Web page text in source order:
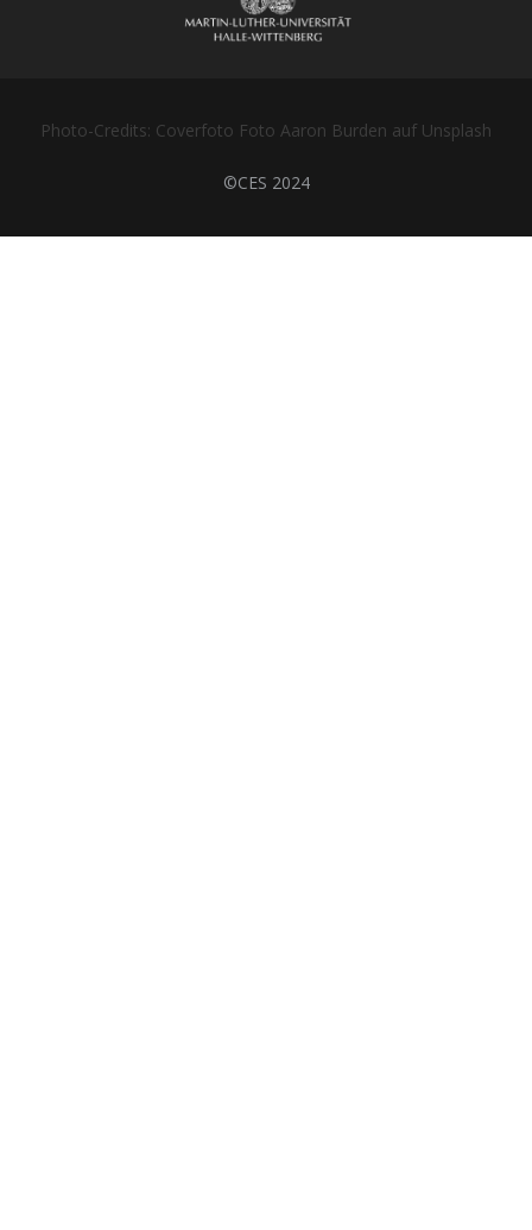
Photo-Credits: Coverfoto Foto Aaron Burden auf Unsplash
©CES 2024